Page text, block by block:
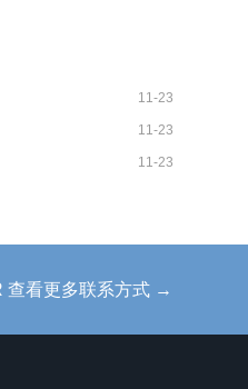
11-23
11-23
11-23
查看更多联系方式 →